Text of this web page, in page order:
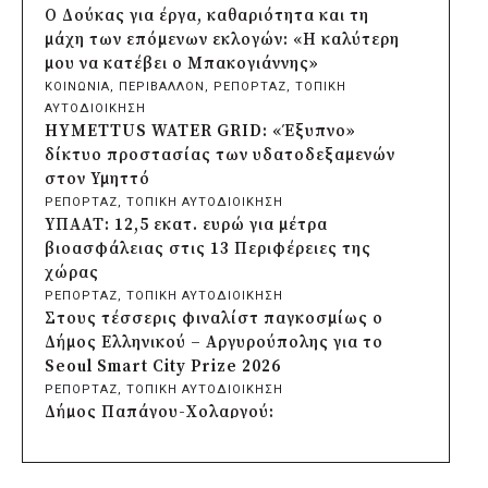
της Αγυιάς
πριν από μία μέρα
Δήμος Σαρωνικού: Βανδάλισαν το
εκκλησάκι της Μεταμόρφωσης του
Σωτήρος
πριν από μία μέρα
Περιφέρεια Αττικής: Έξι συμπεράσματα
για την ψηφιακή μετάβαση των
επιχειρήσεων
πριν από μία μέρα
Δήμος Σαρωνικού και ΑΡΧΕΛΩΝ
ενημερώνουν τους λουόμενους για τη
συνύπαρξη με τις θαλάσσιες χελώνες
πριν από μία μέρα
Δήμος Κυθήρων: Απαγόρευση πρόσβασης
στην παραλία Λυκοδήμου για λόγους
ασφαλείας
πριν από μία μέρα
Ο Δούκας για έργα, καθαριότητα και τη
μάχη των επόμενων εκλογών: «Η καλύτερη
μου να κατέβει ο Μπακογιάννης»
ΚΟΙΝΩΝΙΑ, ΠΕΡΙΒΑΛΛΟΝ , ΡΕΠΟΡΤΑΖ, ΤΟΠΙΚΗ
ΑΥΤΟΔΙΟΙΚΗΣΗ
HYMETTUS WATER GRID: «Έξυπνο»
δίκτυο προστασίας των υδατοδεξαμενών
στον Υμηττό
ΡΕΠΟΡΤΑΖ, ΤΟΠΙΚΗ ΑΥΤΟΔΙΟΙΚΗΣΗ
ΥΠΑΑΤ: 12,5 εκατ. ευρώ για μέτρα
βιοασφάλειας στις 13 Περιφέρειες της
χώρας
ΡΕΠΟΡΤΑΖ, ΤΟΠΙΚΗ ΑΥΤΟΔΙΟΙΚΗΣΗ
Στους τέσσερις φιναλίστ παγκοσμίως ο
Δήμος Ελληνικού – Αργυρούπολης για το
Seoul Smart City Prize 2026
ΡΕΠΟΡΤΑΖ, ΤΟΠΙΚΗ ΑΥΤΟΔΙΟΙΚΗΣΗ
Δήμος Παπάγου-Χολαργού:
δίκτυο ηλεκτροφωτισμού